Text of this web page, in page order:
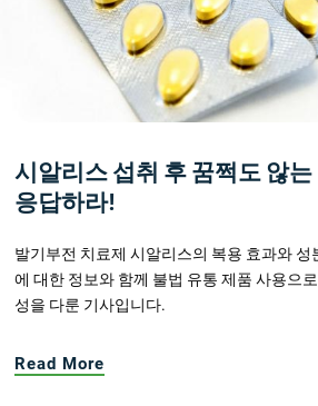
시알리스 섭취 후 꿈쩍도 않는
응답하라!
발기부전 치료제 시알리스의 복용 효과와 성
에 대한 정보와 함께 불법 유통 제품 사용으
성을 다룬 기사입니다.
Read More